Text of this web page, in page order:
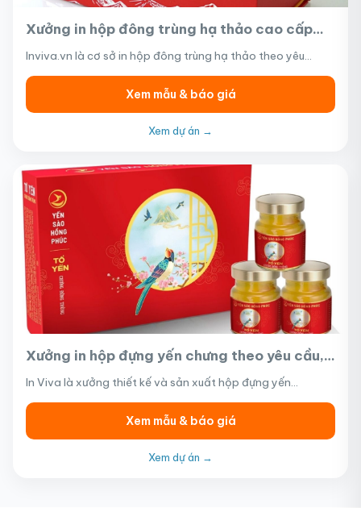
Xưởng in hộp đông trùng hạ thảo cao cấp
theo yêu cầu, giá tốt từ 20.000đ/hộp tại
Inviva.vn là cơ sở in hộp đông trùng hạ thảo theo yêu…
Xem mẫu & báo giá
Xem dự án →
Xưởng in hộp đựng yến chưng theo yêu cầu,
giá tốt từ 15.000đ/hộp tại TP.HCM
In Viva là xưởng thiết kế và sản xuất hộp đựng yến…
Xem mẫu & báo giá
Xem dự án →